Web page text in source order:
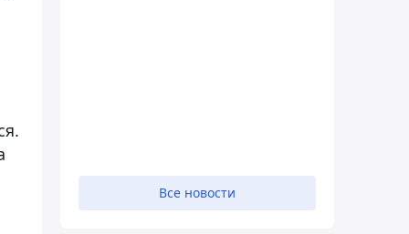
Все новости